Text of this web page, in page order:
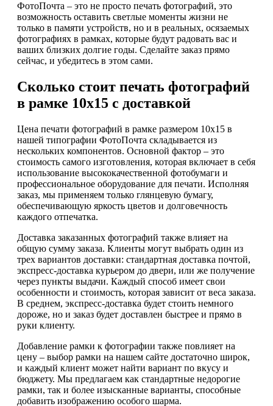
ФотоПочта – это не просто печать фотографий, это
возможность оставить светлые моменты жизни не
только в памяти устройств, но и в реальных, осязаемых
фотографиях в рамках, которые будут радовать вас и
ваших близких долгие годы. Сделайте заказ прямо
сейчас, и убедитесь в этом сами.
Сколько стоит печать фотографий
в рамке 10х15 с доставкой
Цена печати фотографий в рамке размером 10х15 в
нашей типографии ФотоПочта складывается из
нескольких компонентов. Основной фактор – это
стоимость самого изготовления, которая включает в себя
использование высококачественной фотобумаги и
профессиональное оборудование для печати. Исполняя
заказ, мы применяем только глянцевую бумагу,
обеспечивающую яркость цветов и долговечность
каждого отпечатка.
Доставка заказанных фотографий также влияет на
общую сумму заказа. Клиенты могут выбрать один из
трех вариантов доставки: стандартная доставка почтой,
экспресс-доставка курьером до двери, или же получение
через пункты выдачи. Каждый способ имеет свои
особенности и стоимость, которая зависит от веса заказа.
В среднем, экспресс-доставка будет стоить немного
дороже, но и заказ будет доставлен быстрее и прямо в
руки клиенту.
Добавление рамки к фотографии также повлияет на
цену – выбор рамки на нашем сайте достаточно широк,
и каждый клиент может найти вариант по вкусу и
бюджету. Мы предлагаем как стандартные недорогие
рамки, так и более изысканные варианты, способные
добавить изображению особого шарма.